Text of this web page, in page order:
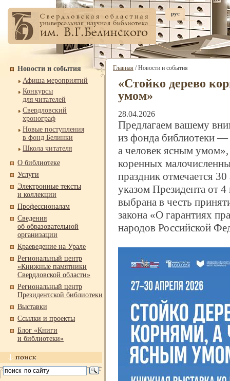
рус
Новости и события
Афиша мероприятий
Конкурсы
для читателей
Свердловский
хронограф
Новые поступления
в фонд Белинки
Школа читателя
О библиотеке
Услуги
Электронные тексты
и коллекции
Профессионалам
Сведения
об образовательной
организации
Краеведение на Урале
Региональный центр
«Книжные памятники
Свердловской области»
Региональный центр
Президентской библиотеки
Выставки
Ссылки и проекты
Блог «Книги
и библиотеки»
Главная / Новости и события
«Стойко дерево
умом»
28.04.2026
Предлагаем вашему
из фонда библиотеки
а человек ясным
коренных
праздник отмечается
указом Президента от
выбрана в честь
закона «О гарантиях
народов Российской